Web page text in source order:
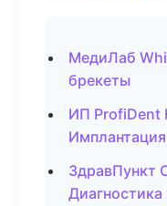
МедиЛаб
брекеты
ИП ProfiDent
ЗдравПункт
Диагностика